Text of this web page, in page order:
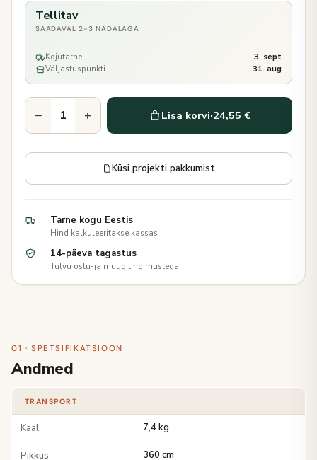
Tellitav
SAADAVAL 2-3 NÄDALAGA
Kojutarne
3. sept
Väljastuspunkti
31. aug
− + Lisa korvi·24,55 €
Küsi projekti pakkumist
Tarne kogu Eestis
Hind kalkuleeritakse kassas
14-päeva tagastus
Tutvu ostu-ja müügitingimustega
01 · SPETSIFIKATSIOON
Andmed
TRANSPORT
Kaal 7,4 kg
Pikkus 360 cm